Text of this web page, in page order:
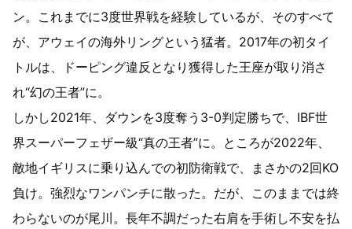
ン。これまでに3度世界戦を経験しているが、そのすべて
が、アウェイの海外リングという猛者。2017年の初タイ
トルは、ドーピング違反となり獲得した王座が取り消さ
れ“幻の王者”に。
しかし2021年、ダウンを3度奪う3-0判定勝ちで、IBF世
界スーパーフェザー級“真の王者”に。ところが2022年、
敵地イギリスに乗り込んでの初防衛戦で、まさかの2回KO
負け。強烈なワンパンチに散った。だが、このままでは終
わらないのが尾川。長年不調だった右肩を手術し不安を払